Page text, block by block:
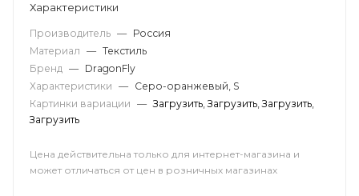
Характеристики
Производитель — Россия
Материал — Текстиль
Бренд — DragonFly
Характеристики — Серо-оранжевый, S
Картинки вариации — Загрузить,Загрузить,Загрузить,
Загрузить
Цена действительна только для интернет-магазина и
может отличаться от цен в розничных магазинах